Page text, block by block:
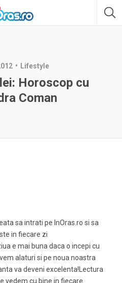
Lifestyle
Horoscop cu
Coman
sa intrati pe InOras.ro si sa
in fiecare zi
e mai buna daca o incepi cu
alaturi si pe noua noastra
va deveni excelenta!Lectura
vedem cu bine in fiecare